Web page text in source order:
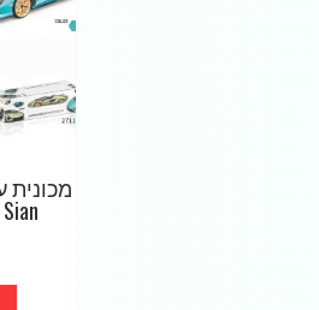
Sian בקנה מידה 1:12